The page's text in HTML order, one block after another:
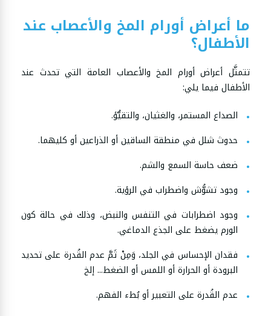
ما أعراض أورام المخ والأعصاب عند
الأطفال؟
تتمثَّل أعراض أورام المخ والأعصاب العامة التي تحدث عند
الأطفال فيما يلي:
الصداع المستمر، والغثيان، والتقيُّؤ.
حدوث شلل في منطقة الساقين أو الذراعين أو كليهما.
ضعف حاسة السمع والشم.
وجود تشوُّش واضطراب في الرؤية.
وجود اضطرابات في التنفس والنبض، وذلك في حالة كون
الورم يضغط على الجذع الدماغي.
فقدان الإحساس في الجلد، وَمِنْ ثَمَّ عدم القُدرة على تحديد
البرودة أو الحرارة أو اللمس أو الضغط... إلخ
عدم القُدرة على التعبير أو بُطء الفهم.